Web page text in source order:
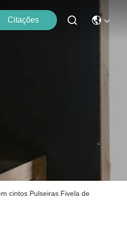
Citações
cintos Pulseiras Fivela de